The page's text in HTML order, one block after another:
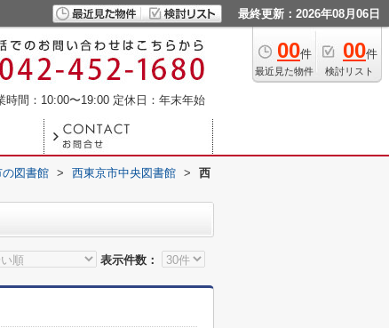
最終更新：2026年08月06日
00件
最近見た物件
00件
検討リスト
時間：10:00〜19:00 定休日：年末年始
図書館 > 西東京市中央図書館 >
西
表示件数：